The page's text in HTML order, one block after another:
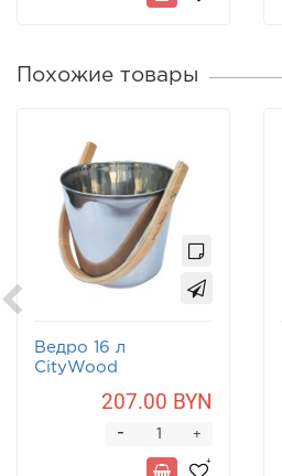
Похожие товары
Ведро 16 л
CityWood
207.00 BYN
+
-